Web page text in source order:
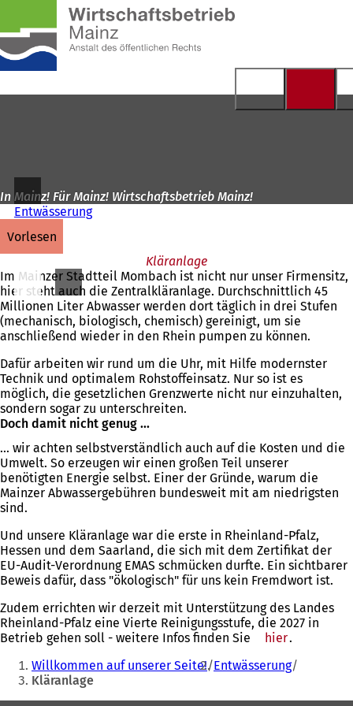
Inhalt anspringen
In Mainz! Für Mainz! Wirtschaftsbetrieb Mainz!
Entwässerung
vorlesen
Kläranlage
Im Mainzer Stadtteil Mombach ist nicht nur unser Firmensitz,
hier steht auch die Zentralkläranlage. Durchschnittlich 45
Millionen Liter Abwasser werden dort täglich in drei Stufen
(mechanisch, biologisch, chemisch) gereinigt, um sie
anschließend wieder in den Rhein pumpen zu können.
Dafür arbeiten wir rund um die Uhr, mit Hilfe modernster
Technik und optimalem Rohstoffeinsatz. Nur so ist es
möglich, die gesetzlichen Grenzwerte nicht nur einzuhalten,
sondern sogar zu unterschreiten.
Doch damit nicht genug ...
... wir achten selbstverständlich auch auf die Kosten und die
Umwelt. So erzeugen wir einen großen Teil unserer
benötigten Energie selbst. Einer der Gründe, warum die
Mainzer Abwassergebühren bundesweit mit am niedrigsten
sind.
Und unsere Kläranlage war die erste in Rheinland-Pfalz,
Hessen und dem Saarland, die sich mit dem Zertifikat der
EU-Audit-Verordnung EMAS schmücken durfte. Ein sichtbarer
Beweis dafür, dass "ökologisch" für uns kein Fremdwort ist.
Zudem errichten wir derzeit mit Unterstützung des Landes
Rheinland-Pfalz eine Vierte Reinigungsstufe, die 2027 in
Betrieb gehen soll - weitere Infos finden Sie
hier.
Sie
befinden
sich
Willkommen auf unserer Seite! Entwässerung
Kläranlage